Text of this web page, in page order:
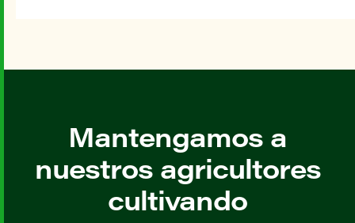
Mantengamos a
nuestros agricultores
cultivando